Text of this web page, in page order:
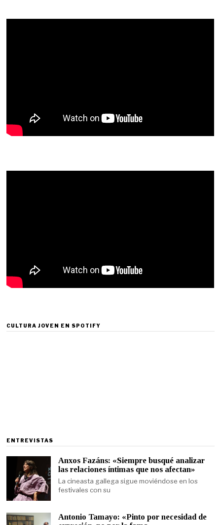
CULTURA JOVEN EN SPOTIFY
ENTREVISTAS
Anxos Fazáns: «Siempre busqué analizar
las relaciones íntimas que nos afectan»
La cineasta gallega sigue moviéndose en los
festivales con su
Antonio Tamayo: «Pinto por necesidad de